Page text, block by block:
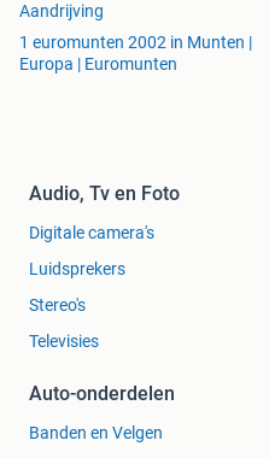
Aandrijving
1 euromunten 2002 in Munten |
Europa | Euromunten
Audio, Tv en Foto
Digitale camera's
Luidsprekers
Stereo's
Televisies
Auto-onderdelen
Banden en Velgen